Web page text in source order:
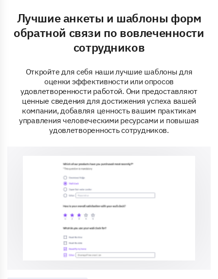
Лучшие анкеты и шаблоны форм
обратной связи по вовлеченности
сотрудников
Откройте для себя наши лучшие шаблоны для
оценки эффективности или опросов
удовлетворенности работой. Они предоставляют
ценные сведения для достижения успеха вашей
компании, добавляя ценность вашим практикам
управления человеческими ресурсами и повышая
удовлетворенность сотрудников.